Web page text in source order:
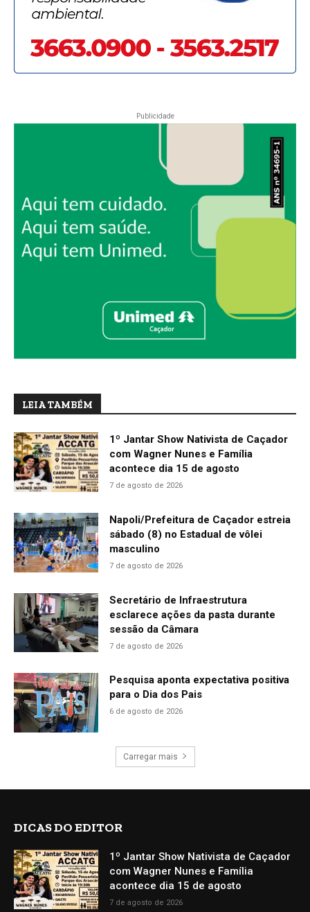
Publicidade
LEIA TAMBÉM
1º Jantar Show Nativista de Caçador
com Wagner Nunes e Família
acontece dia 15 de agosto
7 de agosto de 2026
Napoli/Prefeitura de Caçador estreia
sábado (8) no Estadual de vôlei
masculino
7 de agosto de 2026
Secretário de Infraestrutura
esclarece ações da pasta durante
sessão da Câmara
7 de agosto de 2026
Pesquisa aponta expectativa positiva
para o Dia dos Pais
6 de agosto de 2026
Carregar mais
DICAS DO EDITOR
1º Jantar Show Nativista de Caçador
com Wagner Nunes e Família
acontece dia 15 de agosto
7 de agosto de 2026